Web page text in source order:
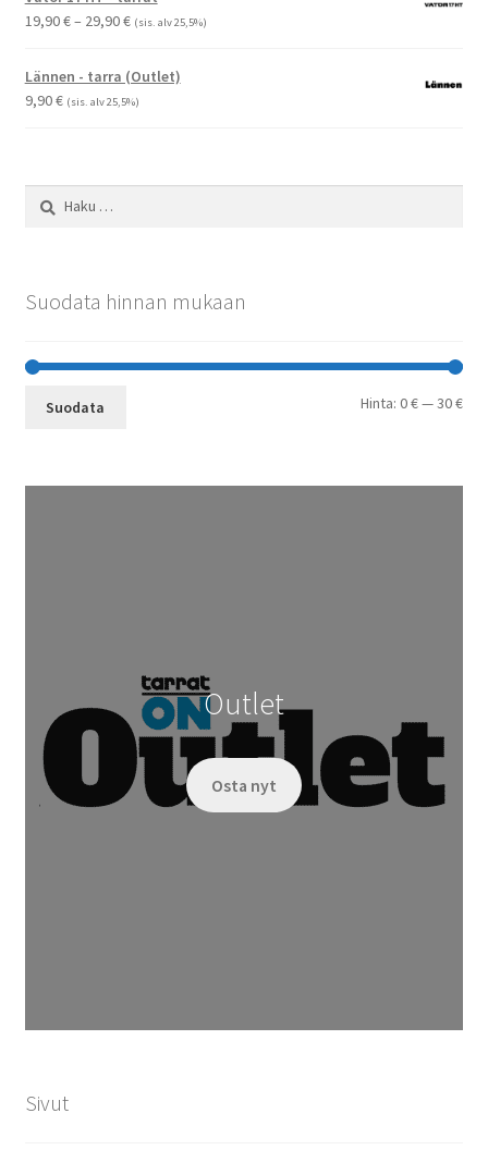
19,90€– 29,90€Hintaluokka:
-
29,90 €
(sis. alv 25,5%)
Lännen - tarra (Outlet)
9,90€ (sis. alv 25,5%)
Suodata hinnan mukaan
Suodata Hinta:0 €—30 €
Outlet
Osta nyt
Sivut